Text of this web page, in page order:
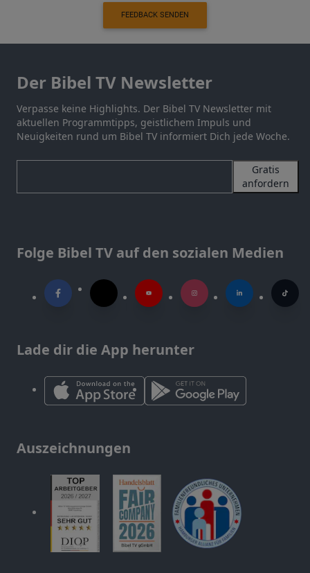
FEEDBACK SENDEN
Der Bibel TV Newsletter
Verpasse keine Highlights. Der Bibel TV Newsletter mit
aktuellen Programmtipps, geistlichem Impuls und
Neuigkeiten rund um Bibel TV informiert Dich jede Woche.
Gratis
anfordern
Folge Bibel TV auf den sozialen Medien
Lade dir die App herunter
Auszeichnungen